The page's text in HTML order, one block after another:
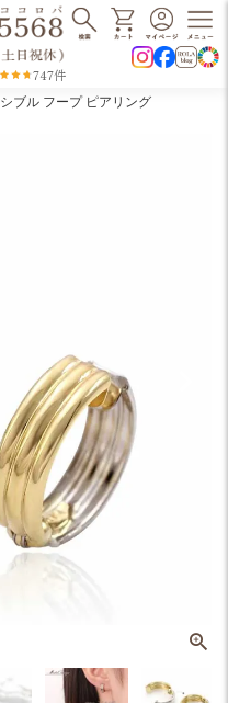
747件
ブル フープ ピアリング